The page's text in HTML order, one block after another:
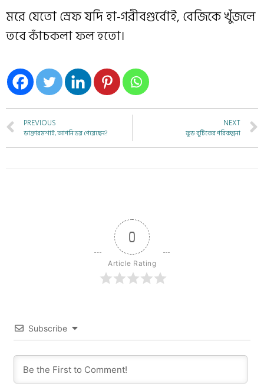
মরে যেতো স্রেফ যদি হা-গরীবগুর্বোই, বেজিকে খুঁজলে
তবে কাঁচকলা ফল হতো।
PREVIOUS
ডাক্তারমশাই, আপনি ভয় পেয়েছেন?
NEXT
ফুড বুটিকের পরিকল্পনা
0
Article Rating
Subscribe